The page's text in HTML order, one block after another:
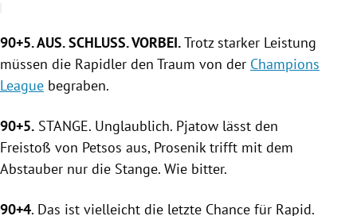
90+5. AUS. SCHLUSS. VORBEI.Trotz starker Leistung
müssen die Rapidler den Traum von der Champions
League begraben.
90+5. STANGE. Unglaublich. Pjatow lässt den
Freistoß von Petsos aus, Prosenik trifft mit dem
Abstauber nur die Stange. Wie bitter.
90+4. Das ist vielleicht die letzte Chance für Rapid.